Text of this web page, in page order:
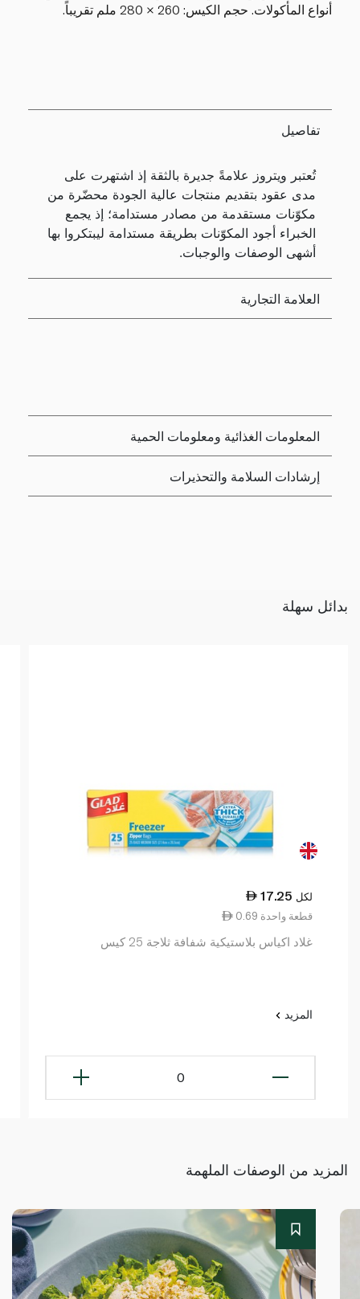
أنواع المأكولات. حجم الكيس: 260 × 280 ملم تقريباً.
تفاصيل
تُعتبر ويتروز علامةً جديرة بالثقة إذ اشتهرت على
مدى عقود بتقديم منتجات عالية الجودة محضّرة من
مكوّنات مستقدمة من مصادر مستدامة؛ إذ يجمع
الخبراء أجود المكوّنات بطريقة مستدامة ليبتكروا بها
أشهى الوصفات والوجبات.
العلامة التجارية
المعلومات الغذائية ومعلومات الحمية
إرشادات السلامة والتحذيرات
بدائل سهلة
17.25 لكل
0.69 قطعة واحدة
غلاد اكياس بلاستيكية شفافة ثلاجة 25 كيس
المزيد
0
المزيد من الوصفات الملهمة